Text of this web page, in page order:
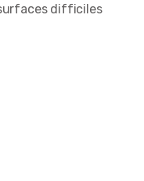
difficiles